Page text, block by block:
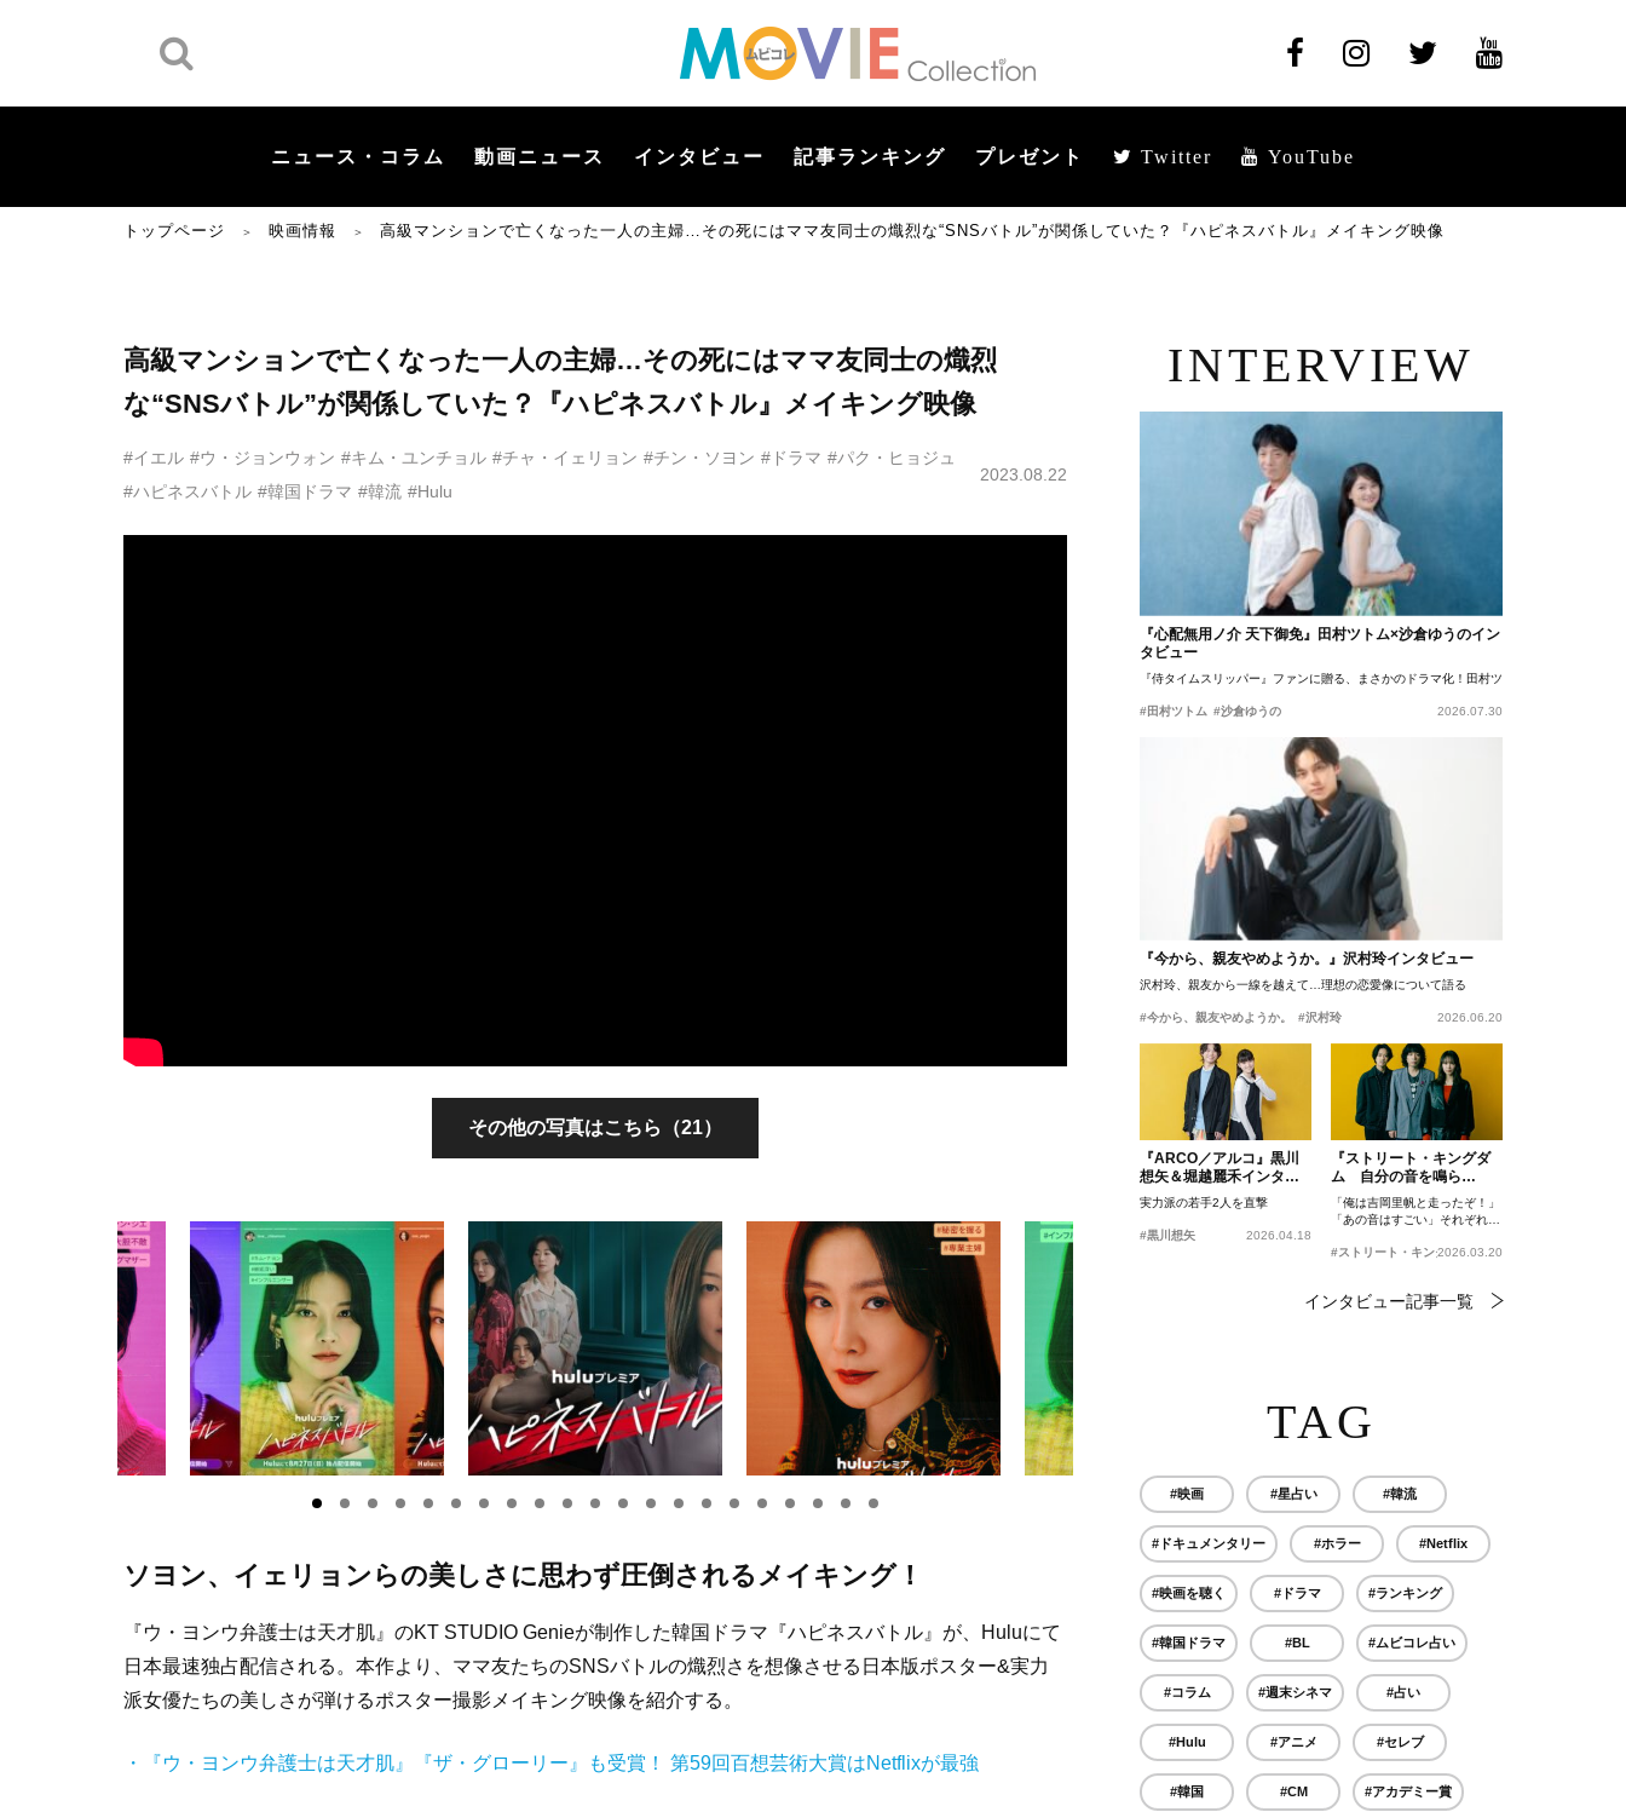
ニュース・コラム 動画ニュース インタビュー 記事ランキング プレゼント Twitter YouTube
トップページ ＞ 映画情報 ＞ 高級マンションで亡くなった一人の主婦…その死にはママ友同士の熾烈な“SNSバトル”が関係していた？『ハピネスバトル』メイキング映像
高級マンションで亡くなった一人の主婦…その死にはママ友同士の熾烈
な“SNSバトル”が関係していた？『ハピネスバトル』メイキング映像
#イエル #ウ・ジョンウォン #キム・ユンチョル #チャ・イェリョン #チン・ソヨン #ドラマ #パク・ヒョジュ
#ハピネスバトル #韓国ドラマ #韓流 #Hulu
2023.08.22
その他の写真はこちら（21）
ソヨン、イェリョンらの美しさに思わず圧倒されるメイキング！
『ウ・ヨンウ弁護士は天才肌』のKT STUDIO Genieが制作した韓国ドラマ『ハピネスバトル』が、Huluにて
日本最速独占配信される。本作より、ママ友たちのSNSバトルの熾烈さを想像させる日本版ポスター&実力
派女優たちの美しさが弾けるポスター撮影メイキング映像を紹介する。
・『ウ・ヨンウ弁護士は天才肌』『ザ・グローリー』も受賞！ 第59回百想芸術大賞はNetflixが最強
INTERVIEW
『心配無用ノ介 天下御免』田村ツトム×沙倉ゆうのイン
タビュー
『侍タイムスリッパー』ファンに贈る、まさかのドラマ化！田村ツトム×沙倉ゆうのが語
#田村ツトム #沙倉ゆうの 2026.07.30
『今から、親友やめようか。』沢村玲インタビュー
沢村玲、親友から一線を越えて…理想の恋愛像について語る
#今から、親友やめようか。 #沢村玲 2026.06.20
『ARCO／アルコ』黒川
想矢＆堀越麗禾インタビ
ュー
実力派の若手2人を直撃
#黒川想矢 2026.04.18
『ストリート・キングダ
ム 自分の音を鳴ら
せ。』峯田和伸、若葉竜
也、吉岡里帆インタビュ
ー
「俺は吉岡里帆と走ったぞ！」
「あの音はすごい」それぞれの
#ストリート・キングダム 自分の音を鳴らせ。
2026.03.20
インタビュー記事一覧
TAG
#映画 #星占い #韓流
#ドキュメンタリー #ホラー #Netflix
#映画を聴く #ドラマ #ランキング
#韓国ドラマ #BL #ムビコレ占い
#コラム #週末シネマ #占い
#Hulu #アニメ #セレブ
#韓国 #CM #アカデミー賞